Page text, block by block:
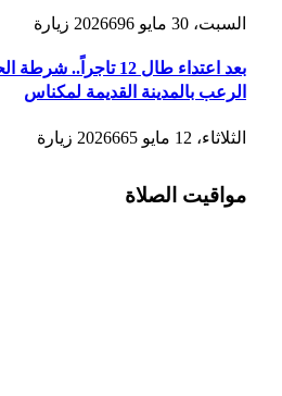
السبت، 30 مايو 2026 696 زيارة
بعد اعتداء طال 12
الرعب بالمدينة القديمة لمكناس
الثلاثاء، 12 مايو 2026 665 زيارة
مواقيت الصلاة